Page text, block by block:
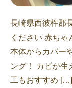
長崎県西彼杵郡
ください 赤ち
本体からカバー
ング！ カビが生
工もおすすめ […]